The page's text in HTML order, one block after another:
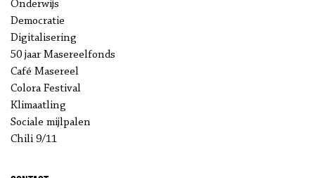
Onderwijs
Democratie
Digitalisering
50 jaar Masereelfonds
Café Masereel
Colora Festival
Klimaatling
Sociale mijlpalen
Chili 9/11